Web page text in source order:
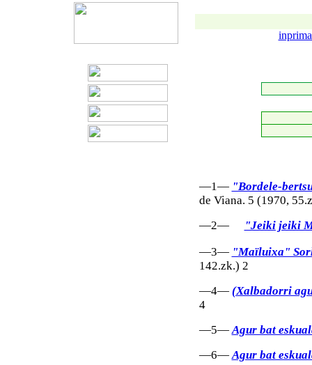
—1— "Bordele-
de Viana. 5 (1970,
—2—
"Jeiki jeiki
—3— "Maïluixa"
142.zk.) 2
—4— (Xalbadorri
4
—5—Agur bat
—6—Agur bat